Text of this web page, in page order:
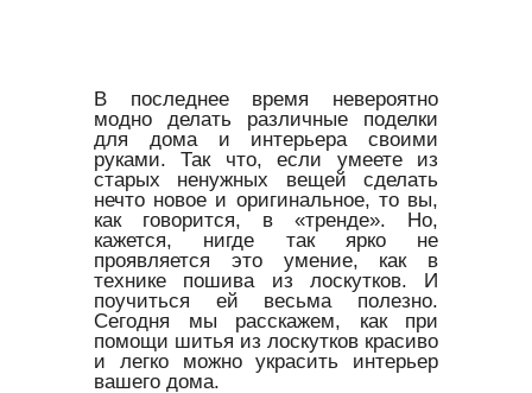
В последнее время невероятно
модно делать различные поделки
для дома и интерьера своими
руками. Так что, если умеете из
старых ненужных вещей сделать
нечто новое и оригинальное, то вы,
как говорится, в «тренде». Но,
кажется, нигде так ярко не
проявляется это умение, как в
технике пошива из лоскутков. И
поучиться ей весьма полезно.
Сегодня мы расскажем, как при
помощи шитья из лоскутков красиво
и легко можно украсить интерьер
вашего дома.